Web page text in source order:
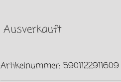
Ausverkauft
Artikelnummer: 5901122911609